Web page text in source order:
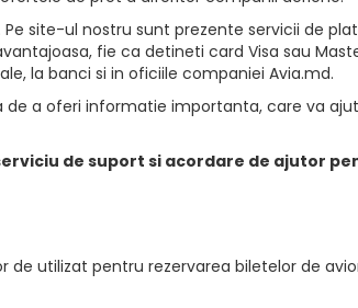
site-ul nostru sunt prezente servicii de
fie ca detineti card Visa sau
la banci si in oficiile companiei Avia.md.
a oferi informatie importanta, care va
de suport si acordare de ajutor
utilizat pentru rezervarea biletelor de